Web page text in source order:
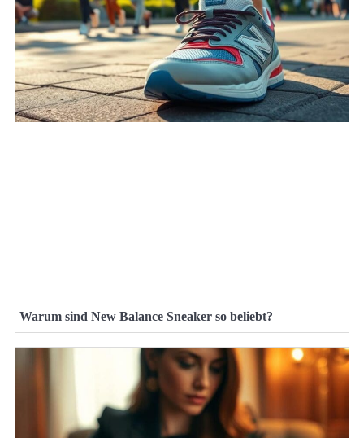
Warum sind New Balance Sneaker so beliebt?